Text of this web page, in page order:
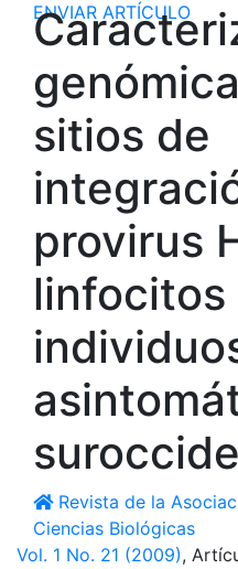
ENVIAR ARTÍCULO
sitios de
provirus
linfocitos
Revista de la
Ciencias Biológicas
Vol. 1 No. 21 (2009),